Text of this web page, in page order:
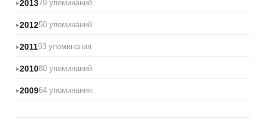
201379 упоминаний
201250 упоминаний
201193 упоминания
201080 упоминаний
200964 упоминания